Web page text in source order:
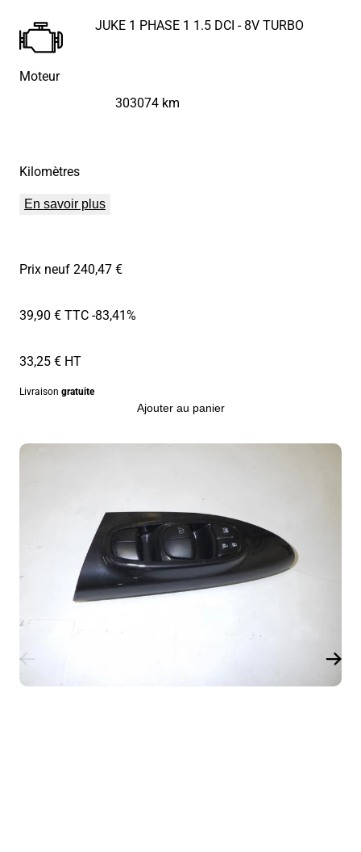
Moteur
JUKE 1 PHASE 1 1.5 DCI - 8V TURBO
Kilomètres
303074 km
En savoir plus
Prix neuf 240,47 €
39,90 € TTC-83,41%
33,25 € HT
Livraison gratuite
Ajouter au panier